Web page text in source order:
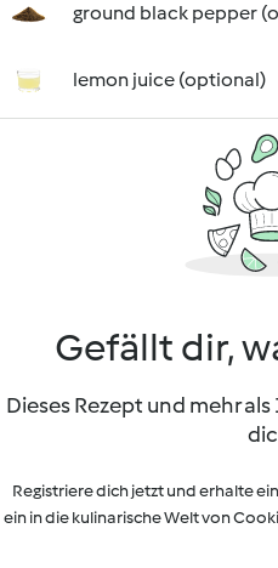
ground black pepper
lemon juice (optional)
Gefällt dir,
Dieses Rezept und mehr
Registriere dich jetzt und erhalte
ein in die kulinarische Welt von